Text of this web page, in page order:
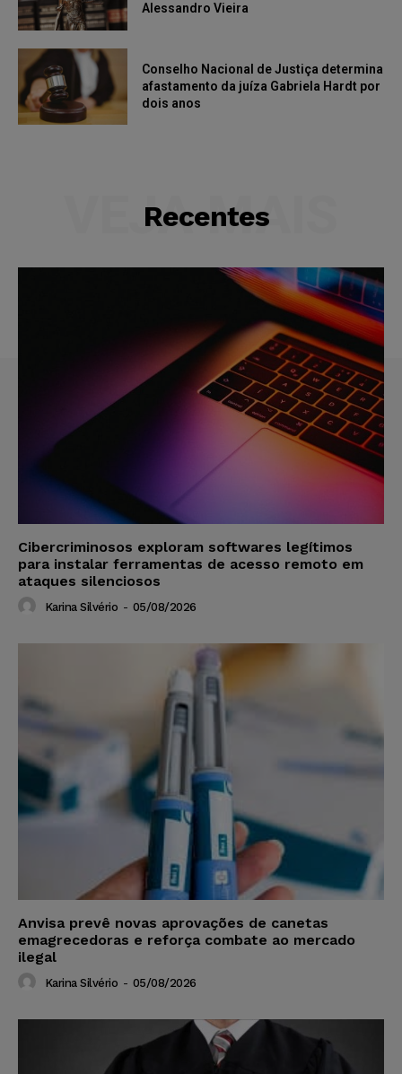
Alessandro Vieira
Conselho Nacional de Justiça determina
afastamento da juíza Gabriela Hardt por
dois anos
Recentes
VEJA MAIS
Cibercriminosos exploram softwares legítimos
para instalar ferramentas de acesso remoto em
ataques silenciosos
Karina Silvério - 05/08/2026
Anvisa prevê novas aprovações de canetas
emagrecedoras e reforça combate ao mercado
ilegal
Karina Silvério - 05/08/2026